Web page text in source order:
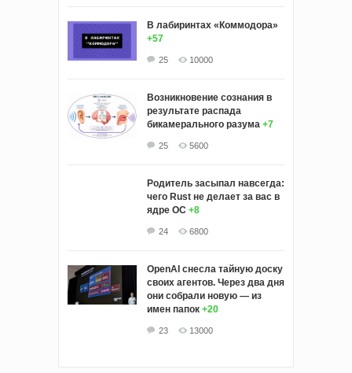
В лабиринтах «Коммодора»
+57
25 10000
Возникновение сознания в
результате распада
бикамерального разума +7
25 5600
Родитель засыпал навсегда:
чего Rust не делает за вас в
ядре ОС +8
24 6800
OpenAI снесла тайную доску
своих агентов. Через два дня
они собрали новую — из
имен папок +20
23 13000